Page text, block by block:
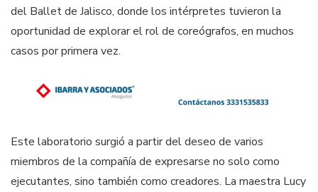
del Ballet de Jalisco, donde los intérpretes tuvieron la
oportunidad de explorar el rol de coreógrafos, en muchos
casos por primera vez.
Este laboratorio surgió a partir del deseo de varios
miembros de la compañía de expresarse no solo como
ejecutantes, sino también como creadores. La maestra Lucy